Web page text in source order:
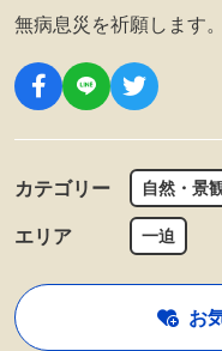
無病息災を祈願します。
カテゴリー 自然・景
エリア 一迫
お